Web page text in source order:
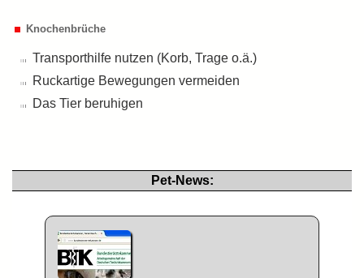
Knochenbrüche
Transporthilfe nutzen (Korb, Trage o.ä.)
Ruckartige Bewegungen vermeiden
Das Tier beruhigen
Pet-News: